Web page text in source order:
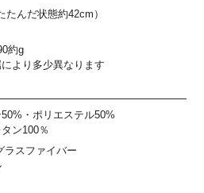
たんだ状態約42cm）
約g
より多少異なります
・ポリエステル50%
ン100％
ラスファイバー